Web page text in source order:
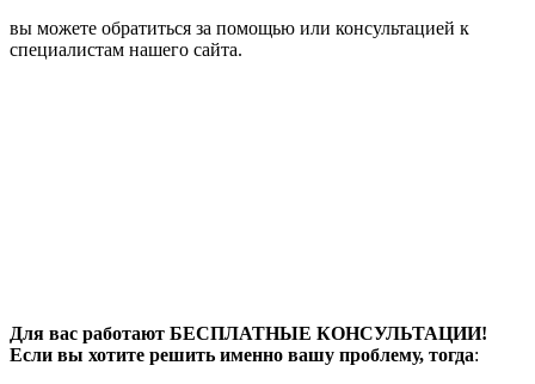
вы можете обратиться за помощью или консультацией к
специалистам нашего сайта.
Для вас работают БЕСПЛАТНЫЕ КОНСУЛЬТАЦИИ!
Если вы хотите решить именно вашу проблему, тогда: